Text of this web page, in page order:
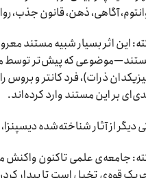
آگاهی، ذهن، قانون جذب،
این اثر بسیار شبیه مستند
که پیش‌تر توسط
ذرات)، فرد کانتر و بروس
بر این مستند وارد کرده‌اند.
دیگر از آثار شناخته‌شده
جامعه‌ی علمی تاکنون واکنش